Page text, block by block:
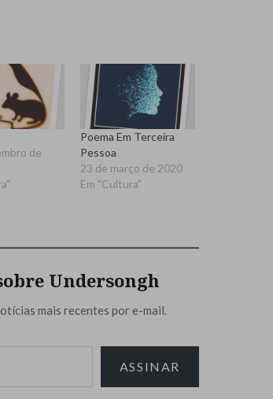
de
Poema Em Terceira
Pessoa
23 de março de 2020
Em "Cultura"
Undersongh
mais recentes por e-mail.
ASSINAR